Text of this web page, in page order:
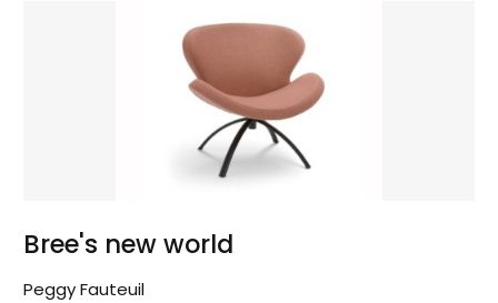
Bree's new world
Peggy Fauteuil